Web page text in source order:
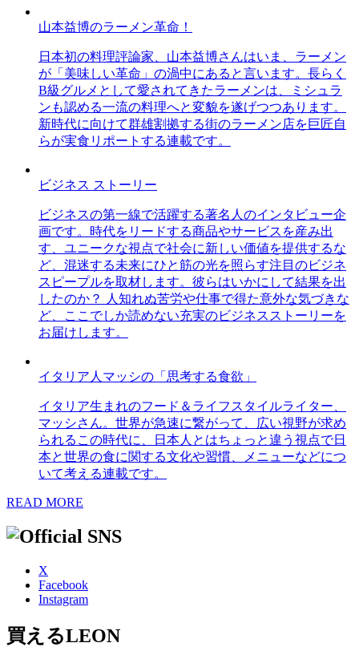
山本益博のラーメン革命！
日本初の料理評論家、山本益博さんはいま、ラーメン
が「美味しい革命」の渦中にあると言います。長らく
B級グルメとして愛されてきたラーメンは、ミシュラ
ンも認める一流の料理へと変貌を遂げつつあります。
新時代に向けて群雄割拠する街のラーメン店を巨匠自
らが実食リポートする連載です。
ビジネス ストーリー
ビジネスの第一線で活躍する著名人のインタビュー企
画です。時代をリードする商品やサービスを産み出
す、ユニークな視点で社会に新しい価値を提供するな
ど、混迷する未来にひと筋の光を照らす注目のビジネ
スピープルを取材します。彼らはいかにして結果を出
したのか？ 人知れぬ苦労や仕事で得た意外な気づきな
ど、ここでしか読めない充実のビジネスストーリーを
お届けします。
イタリア人マッシの「思考する食欲」
イタリア生まれのフード＆ライフスタイルライター、
マッシさん。世界が急速に繋がって、広い視野が求め
られるこの時代に、日本人とはちょっと違う視点で日
本と世界の食に関する文化や習慣、メニューなどにつ
いて考える連載です。
READ MORE
X
Facebook
Instagram
買えるLEON